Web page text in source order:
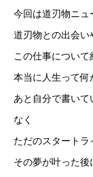
今回は道刃物ニュ
道刃物との出会い
この仕事について
本当に人生って何
あと自分で書い
なく
ただのスタートラ
その夢が叶った後